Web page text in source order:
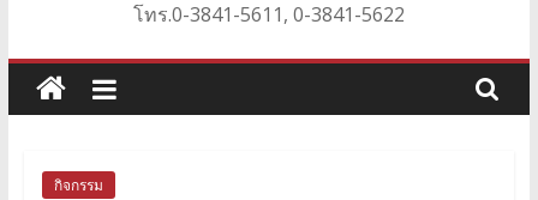
โทร.0-3841-5611, 0-3841-5622
กิจกรรม